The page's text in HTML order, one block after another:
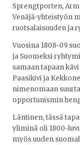
Sprengtporten,
Venäjä-yhteistyön
ruotsalaisuuden ja
Vuosina 1808-09
ja Suomeksi
samaan tapaan
Paasikivi ja
nimenomaan
opportunismin
Läntinen, tässä
yliminä oli 1800-
myös uuden